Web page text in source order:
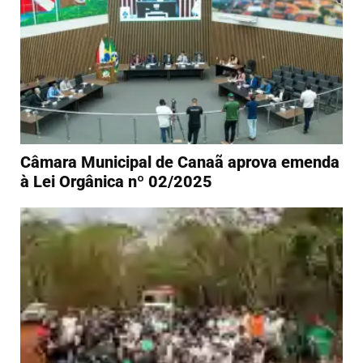
Câmara Municipal de Canaã aprova emenda
à Lei Orgânica nº 02/2025